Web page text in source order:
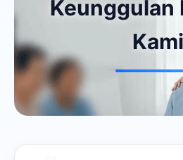
Keunggulan
Kami